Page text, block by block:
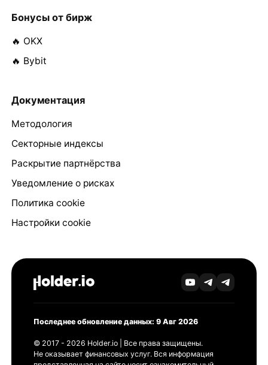
Бонусы от бирж
🔥 OKX
🔥 Bybit
Документация
Методология
Секторные индексы
Раскрытие партнёрства
Уведомление о рисках
Политика cookie
Настройки cookie
Последнее обновление данных: 9 Авг 2026
© 2017 - 2026 Holder.io | Все права защищены.
Не оказывает финансовых услуг. Вся информация